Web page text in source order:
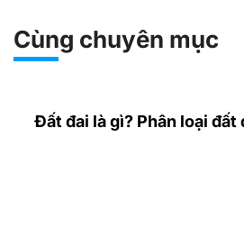
Cùng chuyên mục
Đất đai là gì? Phân loại đất